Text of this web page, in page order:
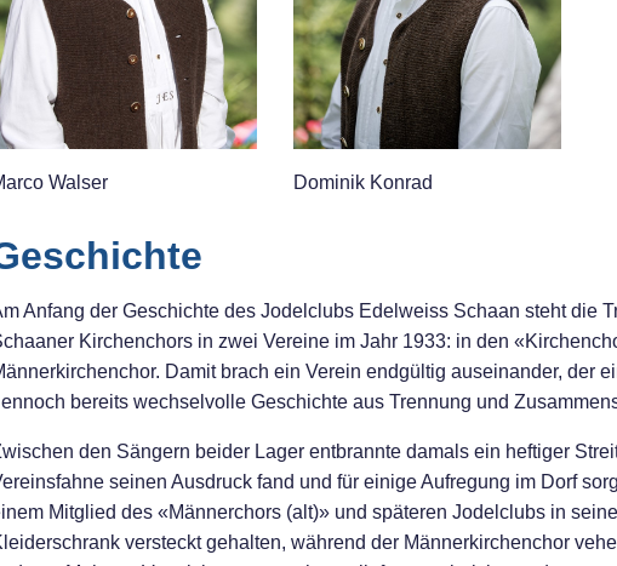
Walser Dominik Konrad
Anfang der Geschichte des Jodelclubs Edelweiss Schaan steht die
Kirchenchors in zwei Vereine im Jahr 1933: in den
Damit brach ein Verein endgültig auseinander, der
bereits wechselvolle Geschichte aus Trennung und
den Sängern beider Lager entbrannte damals ein heftiger
seinen Ausdruck fand und für einige Aufregung im Dorf
Mitglied des «Männerchors (alt)» und späteren Jodelclubs in
versteckt gehalten, während der Männerkirchenchor